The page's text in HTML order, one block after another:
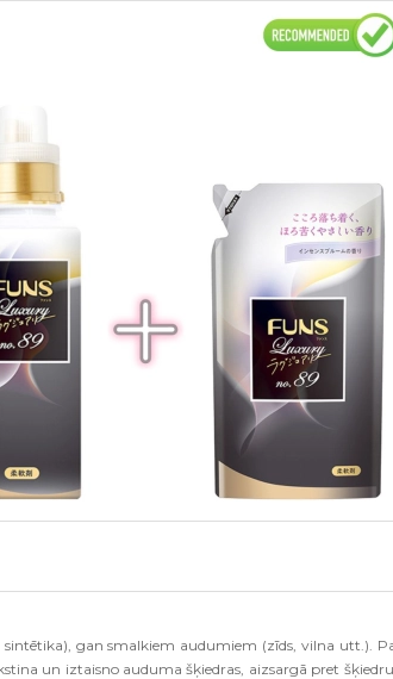
gan smalkiem audumiem (zīds, vilna utt.).
un iztaisno auduma šķiedras, aizsargā pret